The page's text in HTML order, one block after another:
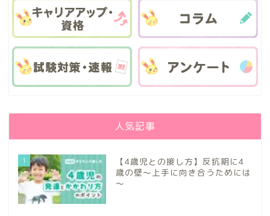
人気記事
1
【4歳児との接し方】反抗期に4
歳の壁～上手に向き合うためには
～